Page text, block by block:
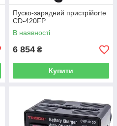
Пуско-зарядний пристрійorte
CD-420FP
В наявності
6 854 ₴
Купити